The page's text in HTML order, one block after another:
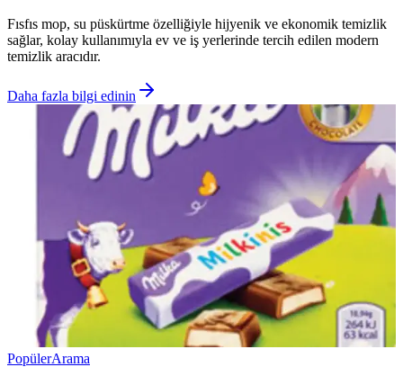
Fısfıs mop, su püskürtme özelliğiyle hijyenik ve ekonomik temizlik
sağlar, kolay kullanımıyla ev ve iş yerlerinde tercih edilen modern
temizlik aracıdır.
Daha fazla bilgi edinin
PopülerArama